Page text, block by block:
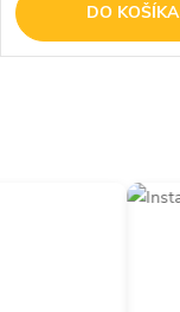
DO KOŠÍKA